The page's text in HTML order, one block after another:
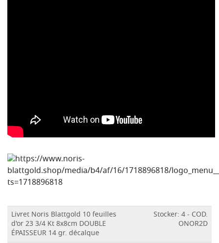
Livret Noris Blattgold 10 feuilles
d'or 23 3/4 Kt 8x8cm DOUBLE
ÉPAISSEUR 14 gr. décalque
Stocker: 4 - COD.
ONOR2D